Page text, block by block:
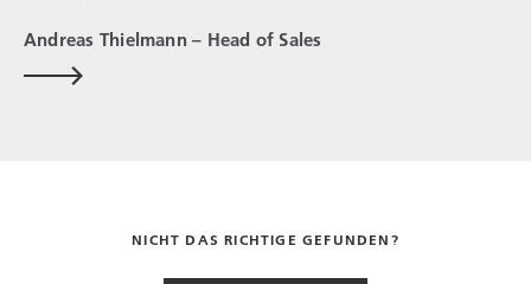
Andreas Thielmann – Head of Sales
NICHT DAS RICHTIGE GEFUNDEN?